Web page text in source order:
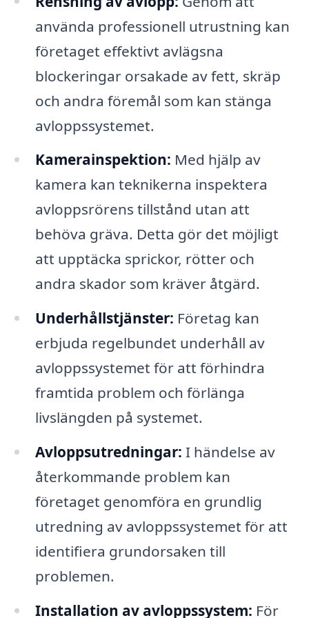
använda professionell utrustning kan
företaget effektivt avlägsna
blockeringar orsakade av fett, skräp
och andra föremål som kan stänga
avloppssystemet.
Kamerainspektion: Med hjälp av
kamera kan teknikerna inspektera
avloppsrörens tillstånd utan att
behöva gräva. Detta gör det möjligt
att upptäcka sprickor, rötter och
andra skador som kräver åtgärd.
Underhållstjänster: Företag kan
erbjuda regelbundet underhåll av
avloppssystemet för att förhindra
framtida problem och förlänga
livslängden på systemet.
Avloppsutredningar: I händelse av
återkommande problem kan
företaget genomföra en grundlig
utredning av avloppssystemet för att
identifiera grundorsaken till
problemen.
Installation av avloppssystem: För